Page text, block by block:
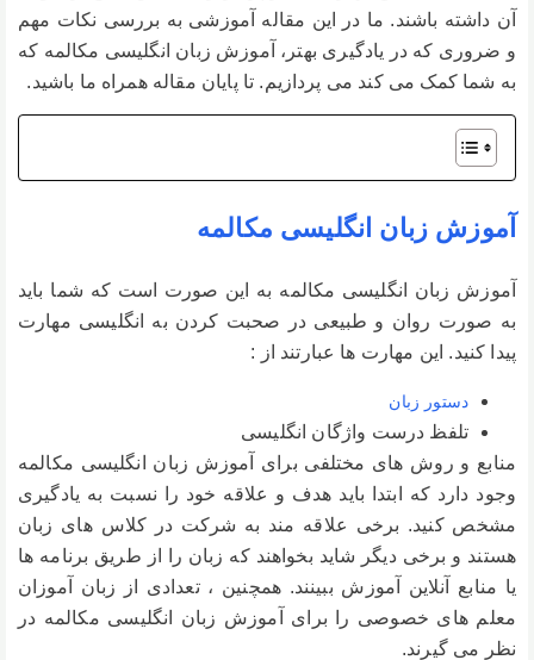
آن داشته باشند. ما در این مقاله آموزشی به بررسی نکات مهم
و ضروری که در یادگیری بهتر، آموزش زبان انگلیسی مکالمه که
به شما کمک می کند می پردازیم. تا پایان مقاله همراه ما باشید.
آموزش زبان انگلیسی مکالمه
آموزش زبان انگلیسی مکالمه به این صورت است که شما باید
به صورت روان و طبیعی در صحبت کردن به انگلیسی مهارت
پیدا کنید. این مهارت ها عبارتند از :
دستور زبان
تلفظ درست واژگان انگلیسی
منابع و روش های مختلفی برای آموزش زبان انگلیسی مکالمه
وجود دارد که ابتدا باید هدف و علاقه خود را نسبت به یادگیری
مشخص کنید. برخی علاقه مند به شرکت در کلاس های زبان
هستند و برخی دیگر شاید بخواهند که زبان را از طریق برنامه ها
یا منابع آنلاین آموزش ببینند. همچنین ، تعدادی از زبان آموزان
معلم های خصوصی را برای آموزش زبان انگلیسی مکالمه در
نظر می گیرند.